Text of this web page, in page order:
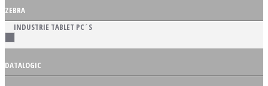
ZEBRA
INDUSTRIE TABLET PC´S
DATALOGIC